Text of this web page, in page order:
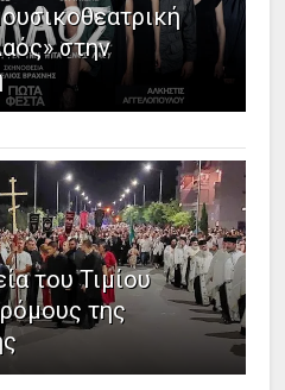
στην
του Τιμίου
της